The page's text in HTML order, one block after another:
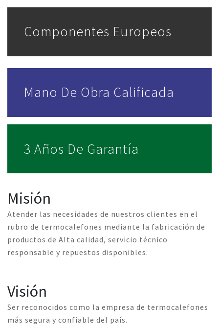
Componentes Europeos
Mano De Obra Calificada
3 Años De Garantía
Misión
Atender las necesidades de nuestros clientes en el
rubro de termocalefones mediante la fabricación de
productos de Alta calidad, servicio técnico
responsable y repuestos disponibles.
Visión
Ser reconocidos como la empresa de termocalefones
más segura y confiable del país.